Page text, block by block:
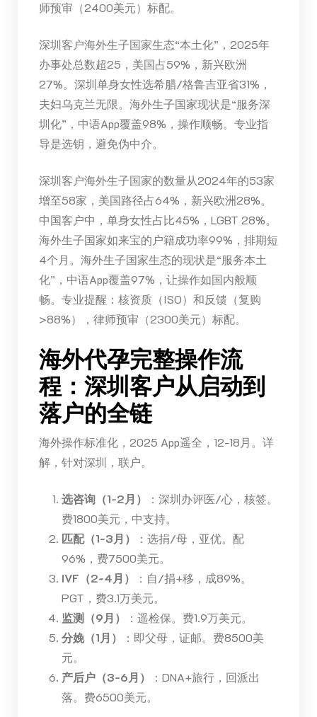
师预审（2400美元）标配。
深圳客户海外生子国家生态“本土化”，2025年
办事处总数超25，美国占59%，新兴欧洲
27%。深圳单身女性选希腊/格鲁吉亚省31%，
夫妇乌克兰无限。海外生子国家现状是“服务深
圳化”，中语App覆盖98%，操作顺畅。专业指
导是选钥，避免伪中介。
深圳客户海外生子国家的数量从2024年的53家
增至58家，美国路径占64%，新兴欧洲28%。
中国客户中，单身女性占比45%，LGBT 28%。
海外生子国家如来宝的户籍成功率99%，排期短
4个月。海外生子国家生态的现状是“服务本土
化”，中语App覆盖97%，让操作如国内般顺
畅。专业提醒：核资质（ISO）和反馈（复购
>88%），律师预审（2300美元）标配。
海外代孕完整操作流
程：深圳客户从启动到
落户的全链
海外操作标准化，2025 App遥全，12-18月。详
解，针对深圳，联户。
选咨询（1-2月）
：深圳办评医/心，核签。
费1800美元，中支持。
匹配（1-3月）
：选捐/母，亚优。配
96%，费7500美元。
IVF（2-4月）
：自/捐+移，成89%。
PGT，费3.1万美元。
监测（9月）
：遥检保。费1.9万美元。
分娩（1月）
：即父母，证邮。费8500美
元。
产后户（3-6月）
：DNA+旅行，回派出
落。费6500美元。